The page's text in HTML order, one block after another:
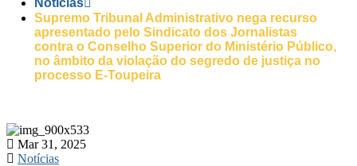
Supremo Tribunal Administrativo nega recurso
apresentado pelo Sindicato dos Jornalistas
contra o Conselho Superior do Ministério Público,
no âmbito da violação do segredo de justiça no
processo E-Toupeira
Mar 31, 2025
Notícias